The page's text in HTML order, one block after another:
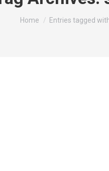
You are here:
Home Entries tagged